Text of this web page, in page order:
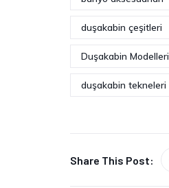
duşakabin çeşitleri
Duşakabin Modelleri
duşakabin tekneleri
Share This Post: